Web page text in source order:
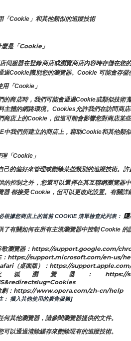
「Cookie」和其他類似的追蹤技術
麼是「Cookie」
伺服器在登錄商店或瀏覽商店內容時存儲在您
過Cookie識別您的瀏覽器。Cookie 可能會存儲
用「Cookie」
的商店時，我們可能會通過Cookie或類似技術
主體的網路環境。Cookies允許我們在訪問商
商店上的Cookie，但這可能會影響您對商店某些
中我們所建立的商店上，藉助Cookie和其他類
理「Cookie」
己的偏好來管理或刪除某些類別的追蹤技術。
的控制之外，您還可以選擇在其互聯網瀏覽
器 都接受 Cookie，但可以更改此設置。有關
根據您商店上的當前 COOKIE 清單檢查此列表： 隱
了有關如何在所有主流瀏覽器中控制 Cookie 的
歌瀏覽器：https://support.google.com/
：https://support.microsoft.com/en-us/
（桌面版）：https://
狐瀏覽器：https://
劇：https://www.opera.com/zh-cn/help
： 插入其他使用的廣告服務]
何其他瀏覽器，請參閱瀏覽器提供的文件。
可以通過清除緩存來刪除現有的追蹤技術。